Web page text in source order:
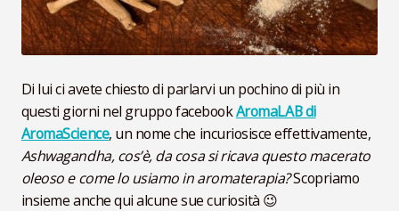
Di lui ci avete chiesto di parlarvi un pochino di più in
questi giorni nel gruppo facebookAromaLAB di
AromaScience, un nome che incuriosisce effettivamente,
Ashwagandha, cos’è, da cosa si ricava questo macerato
oleoso e come lo usiamo in aromaterapia?Scopriamo
insieme anche qui alcune sue curiosità 😉